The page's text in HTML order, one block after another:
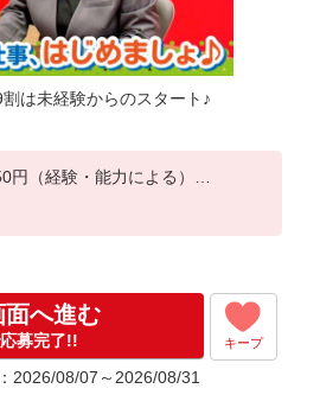
は未経験からのスタート♪
円（経験・能力による）
規定あり）
給(規定有)
と,
(規定有)
面へ進む
募完了!! キープ
2026/08/07～2026/08/31